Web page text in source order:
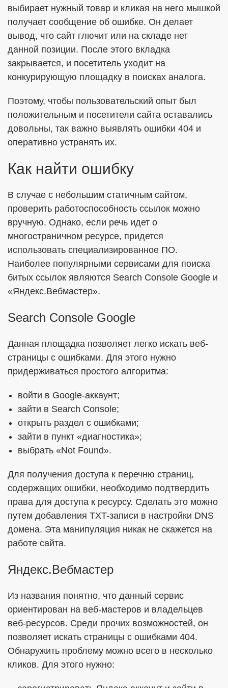
выбирает нужный товар и кликая на него мышкой
получает сообщение об ошибке. Он делает
вывод, что сайт глючит или на складе нет
данной позиции. После этого вкладка
закрывается, и посетитель уходит на
конкурирующую площадку в поисках аналога.
Поэтому, чтобы пользовательский опыт был
положительным и посетители сайта оставались
довольны, так важно выявлять ошибки 404 и
оперативно устранять их.
Как найти ошибку
В случае с небольшим статичным сайтом,
проверить работоспособность ссылок можно
вручную. Однако, если речь идет о
многостраничном ресурсе, придется
использовать специализированное ПО.
Наиболее популярными сервисами для поиска
битых ссылок являются Search Console Google и
«Яндекс.Вебмастер».
Search Console Google
Данная площадка позволяет легко искать веб-
страницы с ошибками. Для этого нужно
придерживаться простого алгоритма:
войти в Google-аккаунт;
зайти в Search Console;
открыть раздел с ошибками;
зайти в пункт «диагностика»;
выбрать «Not Found».
Для получения доступа к перечню страниц,
содержащих ошибки, необходимо подтвердить
права для доступа к ресурсу. Сделать это можно
путем добавления TXT-записи в настройки DNS
домена. Эта манипуляция никак не скажется на
работе сайта.
Яндекс.Вебмастер
Из названия понятно, что данный сервис
ориентирован на веб-мастеров и владельцев
веб-ресурсов. Среди прочих возможностей, он
позволяет искать страницы с ошибками 404.
Обнаружить проблему можно всего в несколько
кликов. Для этого нужно: